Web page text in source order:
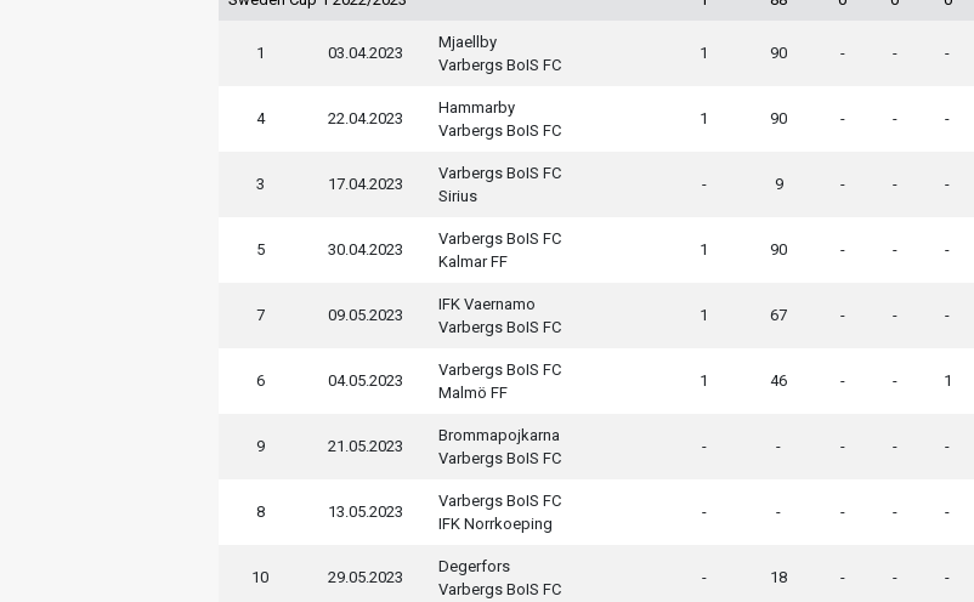
1 03.04.2023
Mjaellby
Varbergs BoIS FC
1 90 - - -
4 22.04.2023
Hammarby
Varbergs BoIS FC
1 90 - - -
3 17.04.2023
Varbergs BoIS FC
Sirius
- 9 - - -
5 30.04.2023
Varbergs BoIS FC
Kalmar FF
1 90 - - -
7 09.05.2023
IFK Vaernamo
Varbergs BoIS FC
1 67 - - -
6 04.05.2023
Varbergs BoIS FC
Malmö FF
1 46 - - 1
9 21.05.2023
Brommapojkarna
Varbergs BoIS FC
- - - - -
8 13.05.2023
Varbergs BoIS FC
IFK Norrkoeping
- - - - -
10 29.05.2023
Degerfors
Varbergs BoIS FC
- 18 - - -